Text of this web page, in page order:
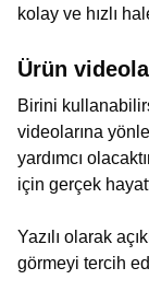
kolay ve hızlı
Ürün
Birini
videolarına
yardımcı
için gerçek
Yazılı olarak
görmeyi tercih